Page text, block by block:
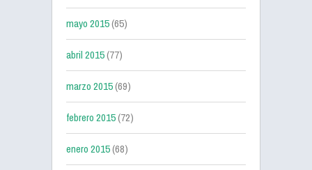
mayo 2015(65)
abril 2015(77)
marzo 2015(69)
febrero 2015(72)
enero 2015(68)